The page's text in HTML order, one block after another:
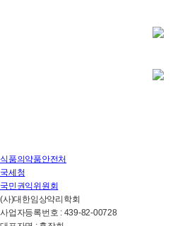
식품의약품안전처
국세청
국민권익위원회
(사)대한임상약리학회
사업자등록번호 : 439-82-00728